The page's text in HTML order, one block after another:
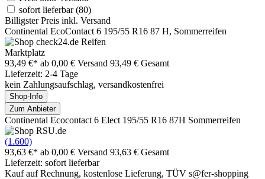
sofort lieferbar(80)
Billigster Preis inkl. Versand
Continental EcoContact 6 195/55 R16 87 H, Sommerreifen
Marktplatz
93,49 €* ab 0,00 € Versand 93,49 € Gesamt
Lieferzeit: 2-4 Tage
kein Zahlungsaufschlag, versandkostenfrei
Shop-Info
Zum Anbieter
Continental Ecocontact 6 Elect 195/55 R16 87H Sommerreifen
(1.600)
93,63 €* ab 0,00 € Versand 93,63 € Gesamt
Lieferzeit: sofort lieferbar
Kauf auf Rechnung, kostenlose Lieferung, TÜV s@fer-shopping